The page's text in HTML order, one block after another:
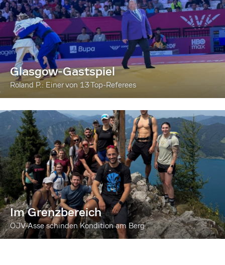
Glasgow-Gastspiel
Roland P.: Einer von 13 Top-Referees
Im Grenzbereich
ÖJV-Asse schinden Kondition am Berg